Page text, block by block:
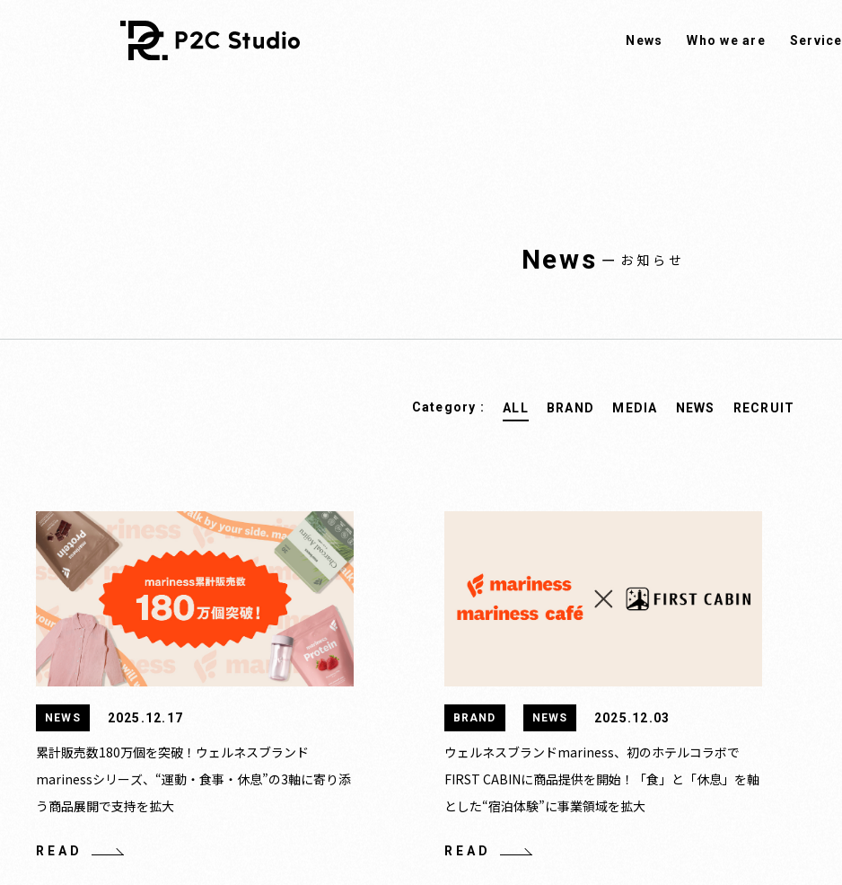
News Who we are Service
News ー お知らせ
Category : ALL BRAND MEDIA NEWS RECRUIT
NEWS 2025.12.17
累計販売数180万個を突破！ウェルネスブランド
marinessシリーズ、“運動・食事・休息”の3軸に寄り添
う商品展開で支持を拡大
READ
BRAND NEWS 2025.12.03
ウェルネスブランドmariness、初のホテルコラボで
FIRST CABINに商品提供を開始！「食」と「休息」を軸
とした“宿泊体験”に事業領域を拡大
READ